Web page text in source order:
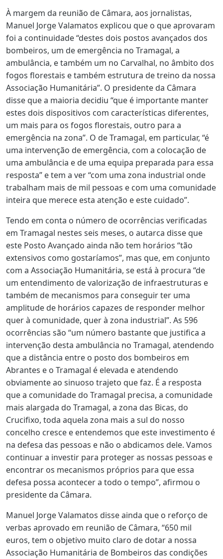
À margem da reunião de Câmara, aos jornalistas,
Manuel Jorge Valamatos explicou que o que aprovaram
foi a continuidade “destes dois postos avançados dos
bombeiros, um de emergência no Tramagal, a
ambulância, e também um no Carvalhal, no âmbito dos
fogos florestais e também estrutura de treino da nossa
Associação Humanitária”. O presidente da Câmara
disse que a maioria decidiu “que é importante manter
estes dois dispositivos com características diferentes,
um mais para os fogos florestais, outro para a
emergência na zona”. O de Tramagal, em particular, “é
uma intervenção de emergência, com a colocação de
uma ambulância e de uma equipa preparada para essa
resposta” e tem a ver “com uma zona industrial onde
trabalham mais de mil pessoas e com uma comunidade
inteira que merece esta atenção e este cuidado”.
Tendo em conta o número de ocorrências verificadas
em Tramagal nestes seis meses, o autarca disse que
este Posto Avançado ainda não tem horários “tão
extensivos como gostaríamos”, mas que, em conjunto
com a Associação Humanitária, se está à procura “de
um entendimento de valorização de infraestruturas e
também de mecanismos para conseguir ter uma
amplitude de horários capazes de responder melhor
quer à comunidade, quer à zona industrial”. As 596
ocorrências são “um número bastante que justifica a
intervenção desta ambulância no Tramagal, atendendo
que a distância entre o posto dos bombeiros em
Abrantes e o Tramagal é elevada e atendendo
obviamente ao sinuoso trajeto que faz. É a resposta
que a comunidade do Tramagal precisa, a comunidade
mais alargada do Tramagal, a zona das Bicas, do
Crucifixo, toda aquela zona mais a sul do nosso
concelho cresce e entendemos que este investimento é
na defesa das pessoas e não o abdicamos dele. Vamos
continuar a investir para proteger as nossas pessoas e
encontrar os mecanismos próprios para que essa
defesa possa acontecer a todo o tempo”, afirmou o
presidente da Câmara.
Manuel Jorge Valamatos disse ainda que o reforço de
verbas aprovado em reunião de Câmara, “650 mil
euros, tem o objetivo muito claro de dotar a nossa
Associação Humanitária de Bombeiros das condições